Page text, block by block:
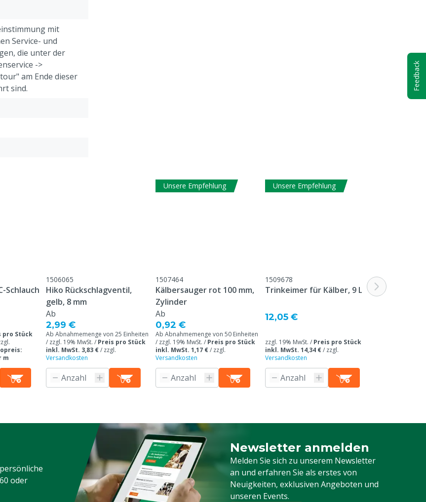
mit
Service- und
die unter der
->
am Ende dieser
sind.
Schlauch
pro Stück
m
1506065
Hiko Rückschlagventil,
gelb, 8 mm
Ab
2,99 €
Ab Abnahmemenge von 25 Einheiten
/ zzgl. 19% MwSt. / Preis pro Stück
inkl. MwSt. 3,83 €/ zzgl.
Versandkosten
Unsere Empfehlung
1507464
Kälbersauger rot 100 mm,
Zylinder
Ab
0,92 €
Ab Abnahmemenge von 50 Einheiten
/ zzgl. 19% MwSt. / Preis pro Stück
inkl. MwSt. 1,17 €/ zzgl.
Versandkosten
Unsere Empfehlung
1509678
Trinkeimer für Kälber, 9 L
12,05 €
zzgl. 19% MwSt. / Preis pro Stück
inkl. MwSt. 14,34 €/ zzgl.
Versandkosten
oder
Newsletter anmelden
Melden Sie sich zu unserem Newsletter
an und erfahren Sie als erstes von
Neuigkeiten, exklusiven Angeboten und
unseren Events.
Melden Sie sich für unseren Newsletter
Feedback